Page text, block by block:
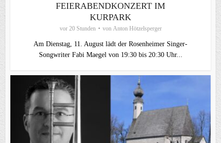
FEIERABENDKONZERT IM
KURPARK
vor 20 Stunden von Anton Hötzelsperger
Am Dienstag, 11. August lädt der Rosenheimer Singer-
Songwriter Fabi Maegel von 19:30 bis 20:30 Uhr...